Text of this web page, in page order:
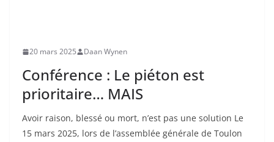
20 mars 2025 Daan Wynen
Conférence : Le piéton est
prioritaire… MAIS
Avoir raison, blessé ou mort, n’est pas une solution Le
15 mars 2025, lors de l’assemblée générale de Toulon